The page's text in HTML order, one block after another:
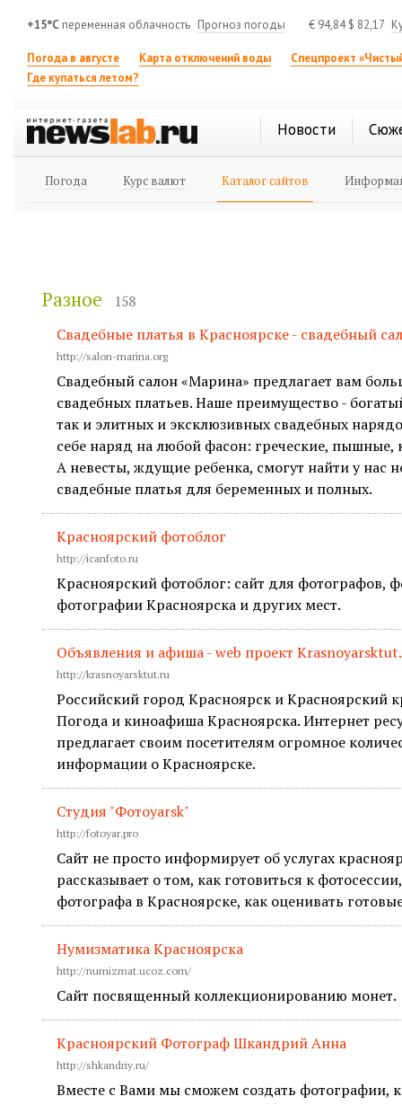
+15°C переменная облачность Прогноз погоды € 94,84$ 82,17
Погода в августе Карта отключений воды
Спецпроект
Где купаться летом?
Новости
Погода Курс валют Каталог сайтов
Разное 158
Свадебные платья в Красноярске - свадебный
http://salon-marina.org
Свадебный салон «Марина» предлагает вам
свадебных платьев. Наше преимущество -
так и элитных и эксклюзивных свадебных
себе наряд на любой фасон: греческие, пышные,
А невесты, ждущие ребенка, смогут найти у нас
свадебные платья для беременных и полных.
Красноярский фотоблог
http://icanfoto.ru
Красноярский фотоблог: сайт для фотографов,
фотографии Красноярска и других мест.
Объявления и афиша - web проект
http://krasnoyarsktut.ru
Российский город Красноярск и Красноярский
Погода и киноафиша Красноярска. Интернет
предлагает своим посетителям огромное
информации о Красноярске.
Студия "Фотоyarsk"
http://fotoyar.pro
Сайт не просто информирует об услугах
рассказывает о том, как готовиться к
фотографа в Красноярске, как оценивать
Нумизматика Красноярска
http://numizmat.ucoz.com/
Сайт посвященный коллекционированию монет.
Красноярский Фотограф Шкандрий Анна
http://shkandriy.ru/
Вместе с Вами мы сможем создать фотографии,